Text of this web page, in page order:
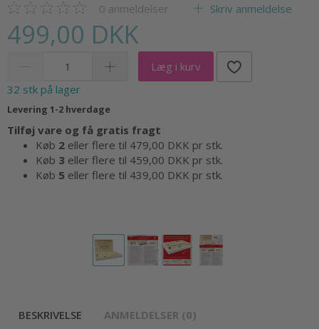
0 anmeldelser Skriv anmeldelse
499,00 DKK
Læg i kurv
32 stk på lager
Levering 1-2 hverdage
Tilføj vare og få gratis fragt
Køb 2 eller flere til 479,00 DKK pr stk.
Køb 3 eller flere til 459,00 DKK pr stk.
Køb 5 eller flere til 439,00 DKK pr stk.
BESKRIVELSE ANMELDELSER (0)